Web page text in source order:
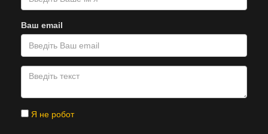
Ваш email
Я не робот